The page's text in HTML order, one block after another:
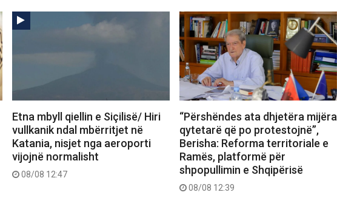
Etna mbyll qiellin e Siçilisë/ Hiri
vullkanik ndal mbërritjet në
Katania, nisjet nga aeroporti
vijojnë normalisht
08/08 12:47
“Përshëndes ata dhjetëra mijëra
qytetarë që po protestojnë”,
Berisha: Reforma territoriale e
Ramës, platformë për
shpopullimin e Shqipërisë
08/08 12:39